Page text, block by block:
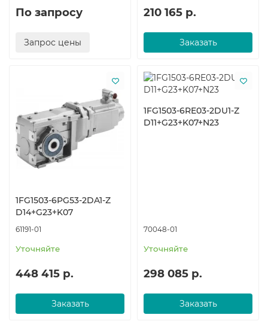
По запросу
Запрос цены
210 165 р.
Заказать
1FG1503-6PG53-2DA1-Z
D14+G23+K07
61191-01
Уточняйте
448 415 р.
Заказать
1FG1503-6RE03-2DU1-Z
D11+G23+K07+N23
70048-01
Уточняйте
298 085 р.
Заказать